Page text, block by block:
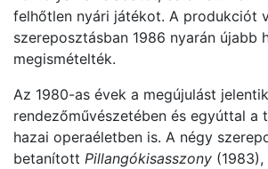
felhőtlen nyári játékot. A produkciót
szereposztásban 1986 nyarán újabb
megismételték.
Az 1980-as évek a megújulást
rendezőművészetében és egyúttal a
hazai operaéletben is. A négy
betanított Pillangókisasszony (1983),